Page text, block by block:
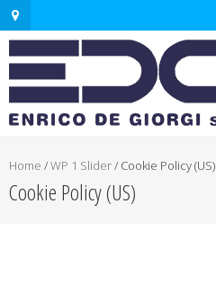
Home /WP 1 Slider/ Cookie Policy (US)
Cookie Policy (US)